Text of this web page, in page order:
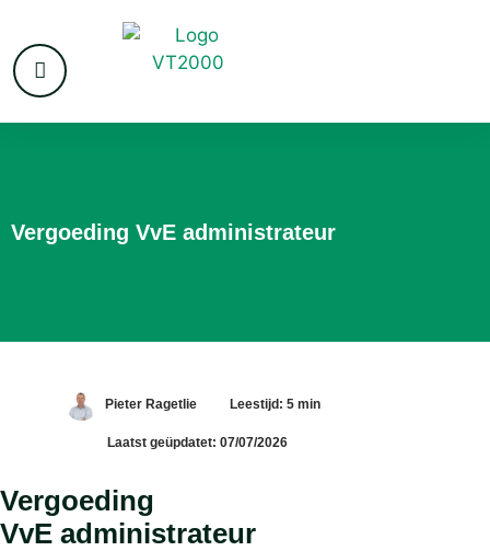
Vergoeding VvE administrateur
Pieter Ragetlie Leestijd: 5 min
Laatst geüpdatet: 07/07/2026
Vergoeding
VvE administrateur